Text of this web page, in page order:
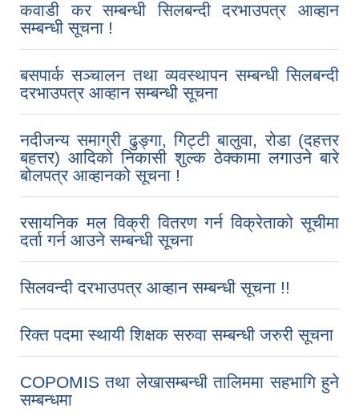
कवाडी कर सम्बन्धी सिलबन्दी दरभाउपत्र आव्हान
सम्बन्धी सूचना !
बसपार्क सञ्चालन तथा व्यवस्थापन सम्बन्धी सिलबन्दी
दरभाउपत्र आव्हान सम्बन्धी सूचना
नदीजन्य समाग्री ढुङ्गा, गिट्टी बालुवा, रोडा (दहत्तर
बहत्तर) आदिको निकासी शुल्क ठेक्कामा लगाउने बारे
बोलपत्र आव्हानको सूचना !
रसायनिक मल विक्री वितरण गर्न विक्रेताको सूचीमा
दर्ता गर्न आउने सम्बन्धी सूचना
सिलवन्दी दरभाउपत्र आव्हान सम्बन्धी सूचना !!
रिक्त पदमा स्थायी शिक्षक सरुवा सम्बन्धी जरुरी सूचना
COPOMIS तथा लेखासम्बन्धी तालिममा सहभागि हुने
सम्बन्धमा